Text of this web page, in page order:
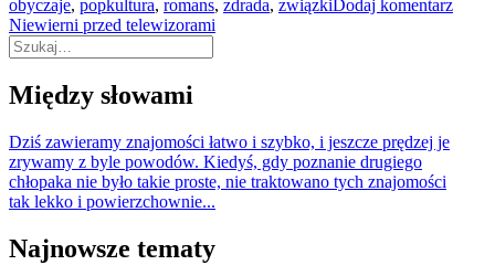
obyczaje, popkultura, romans, zdrada, związkiDodaj komentarz
Niewierni przed telewizorami
Między słowami
Dziś zawieramy znajomości łatwo i szybko, i jeszcze prędzej je
zrywamy z byle powodów. Kiedyś, gdy poznanie drugiego
chłopaka nie było takie proste, nie traktowano tych znajomości
tak lekko i powierzchownie...
Najnowsze tematy